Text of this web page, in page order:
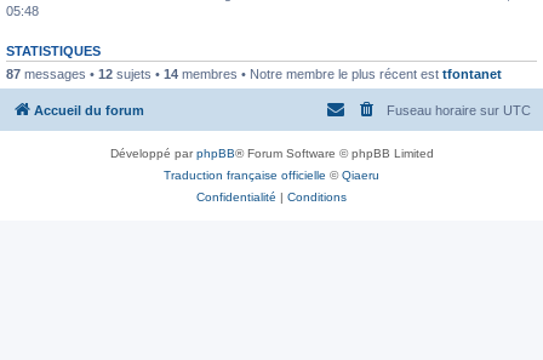
05:48
STATISTIQUES
87 messages • 12 sujets • 14 membres • Notre membre le plus récent est tfontanet
Accueil du forum Fuseau horaire sur UTC
Développé parphpBB® Forum Software © phpBB Limited
Traduction française officielle ©Qiaeru
Confidentialité | Conditions